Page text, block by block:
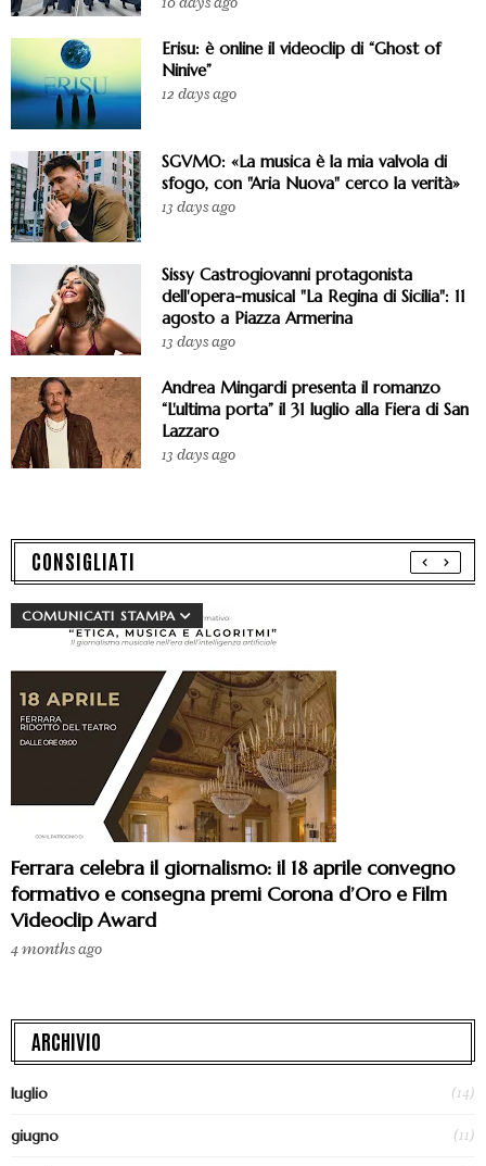
Erisu: è online il videoclip di “Ghost of
Ninive”
12 days ago
SGVMO: «La musica è la mia valvola di
sfogo, con "Aria Nuova" cerco la verità»
13 days ago
Sissy Castrogiovanni protagonista
dell'opera-musical "La Regina di Sicilia": 11
agosto a Piazza Armerina
13 days ago
Andrea Mingardi presenta il romanzo
“L'ultima porta” il 31 luglio alla Fiera di San
Lazzaro
13 days ago
CONSIGLIATI
COMUNICATI STAMPA
Ferrara celebra il giornalismo: il 18 aprile convegno
formativo e consegna premi Corona d’Oro e Film
Videoclip Award
4 months ago
ARCHIVIO
luglio (14)
giugno (11)